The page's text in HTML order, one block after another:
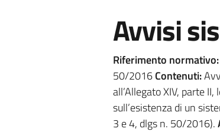
Avvisi
Riferimento normativo:
50/2016Contenuti:
all’Allegato XIV, parte
sull’esistenza di un
3 e 4, dlgs n. 50/2016).